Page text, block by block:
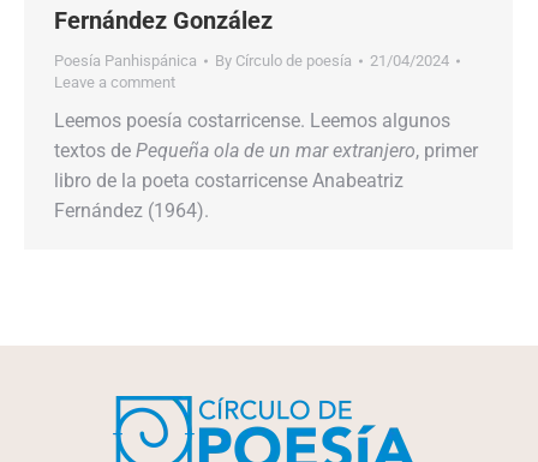
Fernández González
Poesía Panhispánica By Círculo de poesía
21/04/2024
Leave a comment
Leemos poesía costarricense. Leemos algunos
textos de Pequeña ola de un mar extranjero, primer
libro de la poeta costarricense Anabeatriz
Fernández (1964).